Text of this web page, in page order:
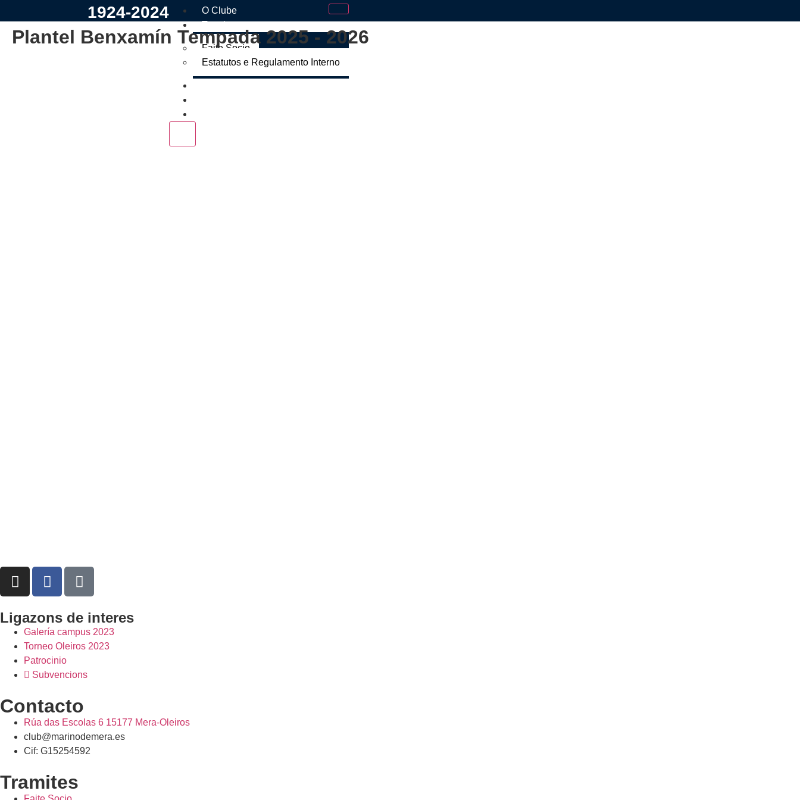
1924-2024
O Clube
Tramites
Faite Socio
Estatutos e Regulamento Interno
Plantel Benxamín Tempada 2025 - 2026
Ligazons de interes
Galería campus 2023
Torneo Oleiros 2023
Patrocinio
Subvencions
Contacto
Rúa das Escolas 6 15177 Mera-Oleiros
club@marinodemera.es
Cif: G15254592
Tramites